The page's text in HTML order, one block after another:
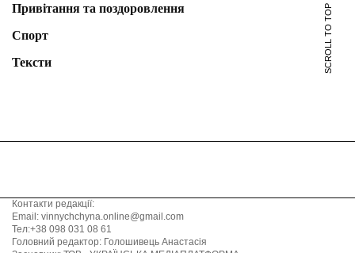
Привітання та поздоровлення
Спорт
Тексти
SCROLL TO TOP
Контакти редакції:
Email: vinnychchyna.online@gmail.com
Тел:+38 098 031 08 61
Головний редактор: Голошивець Анастасія